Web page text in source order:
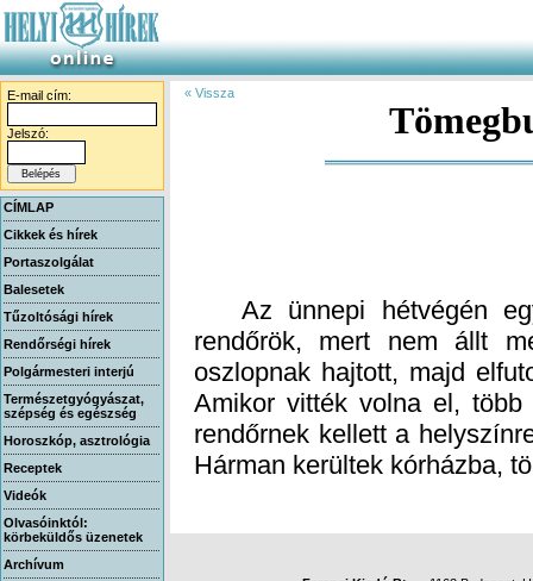
E-mail cím:
Jelszó:
CÍMLAP
Cikkek és hírek
Portaszolgálat
Balesetek
Tűzoltósági hírek
Rendőrségi hírek
Polgármesteri interjú
Természetgyógyászat,
szépség és egészség
Horoszkóp, asztrológia
Receptek
Videók
Olvasóinktól:
körbeküldős üzenetek
Archívum
« Vissza
Az ünnepi hétvégén
rendőrök, mert nem állt
oszlopnak hajtott, majd
Amikor vitték volna el,
rendőrnek kellett a
Hárman kerültek kórházba,